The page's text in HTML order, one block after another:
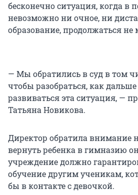
бесконечно ситуация, когда в
невозможно ни очное, ни
образование, продолжаться не
— Мы обратились в суд в том
чтобы разобраться, как
развиваться эта ситуация, —
Татьяна Новикова.
Директор обратила внимание
вернуть ребенка в гимназию
учреждение должно
обучение другим ученикам,
бы в контакте с девочкой.